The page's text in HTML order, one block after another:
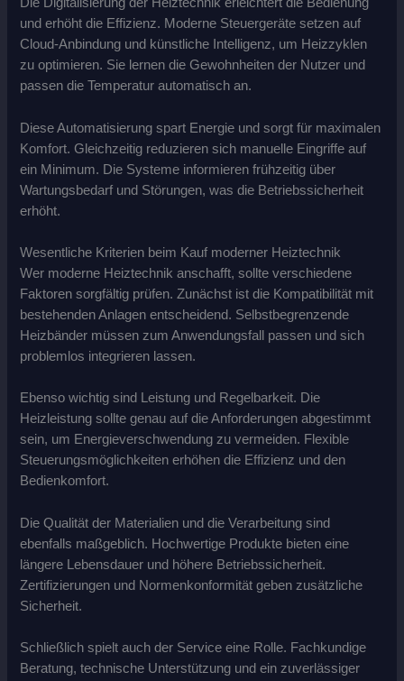
Die Digitalisierung der Heiztechnik erleichtert die Bedienung
und erhöht die Effizienz. Moderne Steuergeräte setzen auf
Cloud-Anbindung und künstliche Intelligenz, um Heizzyklen
zu optimieren. Sie lernen die Gewohnheiten der Nutzer und
passen die Temperatur automatisch an.
Diese Automatisierung spart Energie und sorgt für maximalen
Komfort. Gleichzeitig reduzieren sich manuelle Eingriffe auf
ein Minimum. Die Systeme informieren frühzeitig über
Wartungsbedarf und Störungen, was die Betriebssicherheit
erhöht.
Wesentliche Kriterien beim Kauf moderner Heiztechnik
Wer moderne Heiztechnik anschafft, sollte verschiedene
Faktoren sorgfältig prüfen. Zunächst ist die Kompatibilität mit
bestehenden Anlagen entscheidend. Selbstbegrenzende
Heizbänder müssen zum Anwendungsfall passen und sich
problemlos integrieren lassen.
Ebenso wichtig sind Leistung und Regelbarkeit. Die
Heizleistung sollte genau auf die Anforderungen abgestimmt
sein, um Energieverschwendung zu vermeiden. Flexible
Steuerungsmöglichkeiten erhöhen die Effizienz und den
Bedienkomfort.
Die Qualität der Materialien und die Verarbeitung sind
ebenfalls maßgeblich. Hochwertige Produkte bieten eine
längere Lebensdauer und höhere Betriebssicherheit.
Zertifizierungen und Normenkonformität geben zusätzliche
Sicherheit.
Schließlich spielt auch der Service eine Rolle. Fachkundige
Beratung, technische Unterstützung und ein zuverlässiger